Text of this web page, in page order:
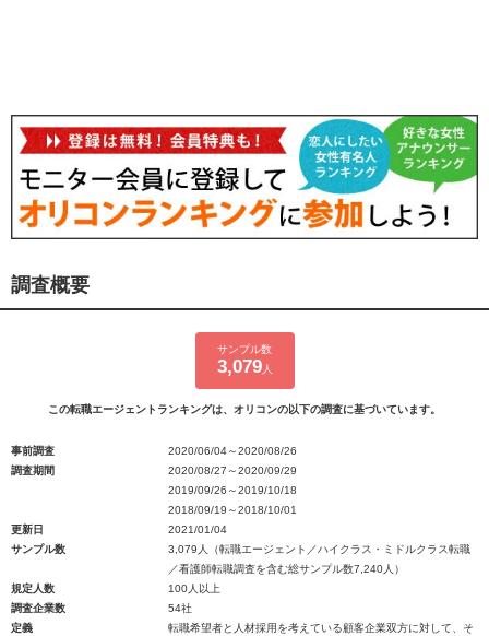
調査概要
サンプル数
3,079人
この転職エージェントランキングは、オリコンの以下の調査に基づいています。
事前調査
2020/06/04～2020/08/26
調査期間
2020/08/27～2020/09/29
2019/09/26～2019/10/18
2018/09/19～2018/10/01
更新日
2021/01/04
サンプル数
3,079人（転職エージェント／ハイクラス・ミドルクラス転職
／看護師転職調査を含む総サンプル数7,240人）
規定人数
100人以上
調査企業数
54社
定義
転職希望者と人材採用を考えている顧客企業双方に対して、そ